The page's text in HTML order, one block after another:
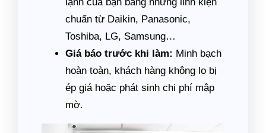
chuẩn từ Daikin, Panasonic,
Toshiba, LG, Samsung…
Giá báo trước khi làm: Minh bạch
hoàn toàn, khách hàng không lo bị
ép giá hoặc phát sinh chi phí mập
mờ.